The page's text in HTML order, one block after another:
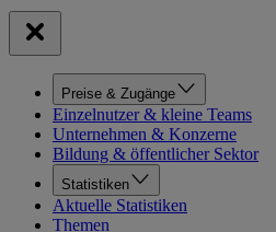
Preise & Zugänge
Einzelnutzer & kleine Teams
Unternehmen & Konzerne
Bildung & öffentlicher Sektor
Statistiken
Aktuelle Statistiken
Themen